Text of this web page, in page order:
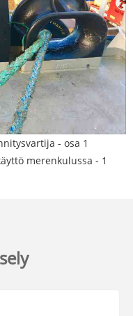
- osa 1
merenkulussa - 1